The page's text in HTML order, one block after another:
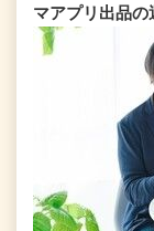
マアプリ出品